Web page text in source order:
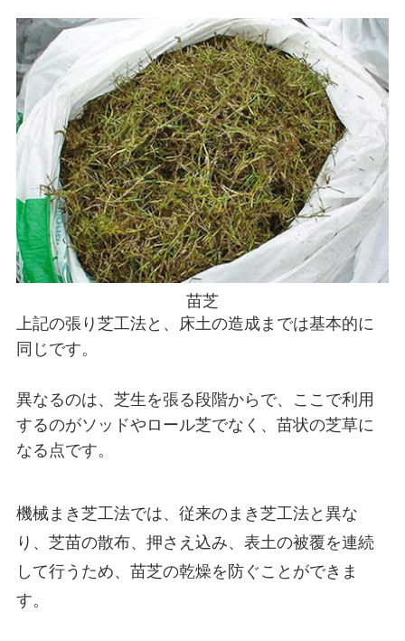
苗芝
上記の張り芝工法と、床土の造成までは基本的に
同じです。
異なるのは、芝生を張る段階からで、ここで利用
するのがソッドやロール芝でなく、苗状の芝草に
なる点です。
機械まき芝工法では、従来のまき芝工法と異な
り、芝苗の散布、押さえ込み、表土の被覆を連続
して行うため、苗芝の乾燥を防ぐことができま
す。